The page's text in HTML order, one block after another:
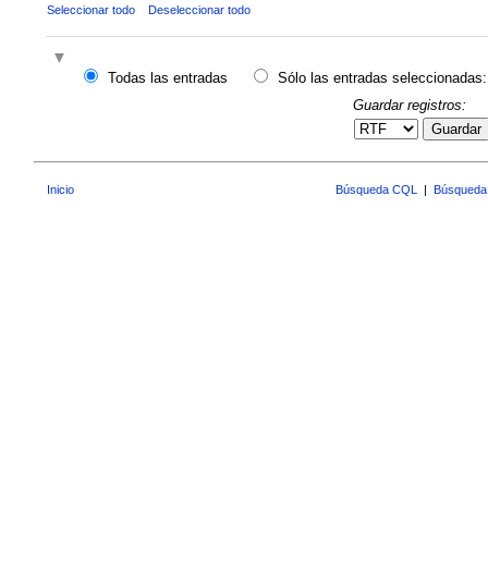
Seleccionar todo Deseleccionar todo
Todas las entradas
Sólo las entradas seleccionadas:
Guardar registros:
Guardar
Inicio Búsqueda CQL